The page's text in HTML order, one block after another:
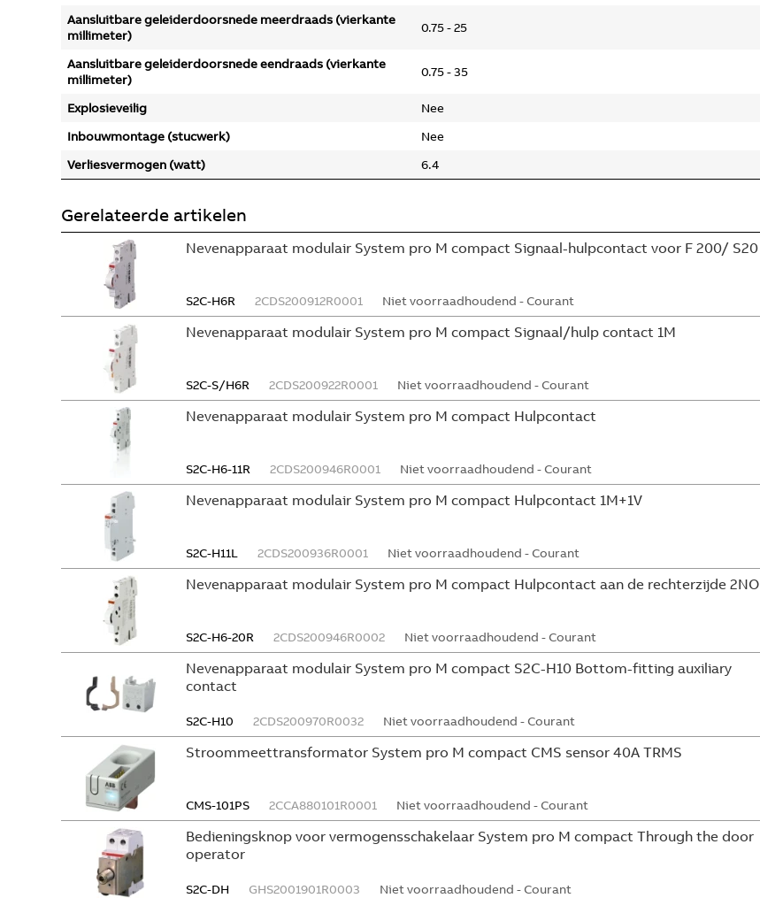
Aansluitbare geleiderdoorsnede meerdraads (vierkante
millimeter)
0.75 - 25
Aansluitbare geleiderdoorsnede eendraads (vierkante
millimeter)
0.75 - 35
Explosieveilig
Nee
Inbouwmontage (stucwerk)
Nee
Verliesvermogen (watt)
6.4
Gerelateerde artikelen
Nevenapparaat modulair System pro M compact Signaal-hulpcontact voor F 200/ S20
S2C-H6R 2CDS200912R0001 Niet voorraadhoudend - Courant
Nevenapparaat modulair System pro M compact Signaal/hulp contact 1M
S2C-S/H6R 2CDS200922R0001 Niet voorraadhoudend - Courant
Nevenapparaat modulair System pro M compact Hulpcontact
S2C-H6-11R 2CDS200946R0001 Niet voorraadhoudend - Courant
Nevenapparaat modulair System pro M compact Hulpcontact 1M+1V
S2C-H11L 2CDS200936R0001 Niet voorraadhoudend - Courant
Nevenapparaat modulair System pro M compact Hulpcontact aan de rechterzijde 2NO
S2C-H6-20R 2CDS200946R0002 Niet voorraadhoudend - Courant
Nevenapparaat modulair System pro M compact S2C-H10 Bottom-fitting auxiliary
contact
S2C-H10 2CDS200970R0032 Niet voorraadhoudend - Courant
Stroommeettransformator System pro M compact CMS sensor 40A TRMS
CMS-101PS 2CCA880101R0001 Niet voorraadhoudend - Courant
Bedieningsknop voor vermogensschakelaar System pro M compact Through the door
operator
S2C-DH GHS2001901R0003 Niet voorraadhoudend - Courant